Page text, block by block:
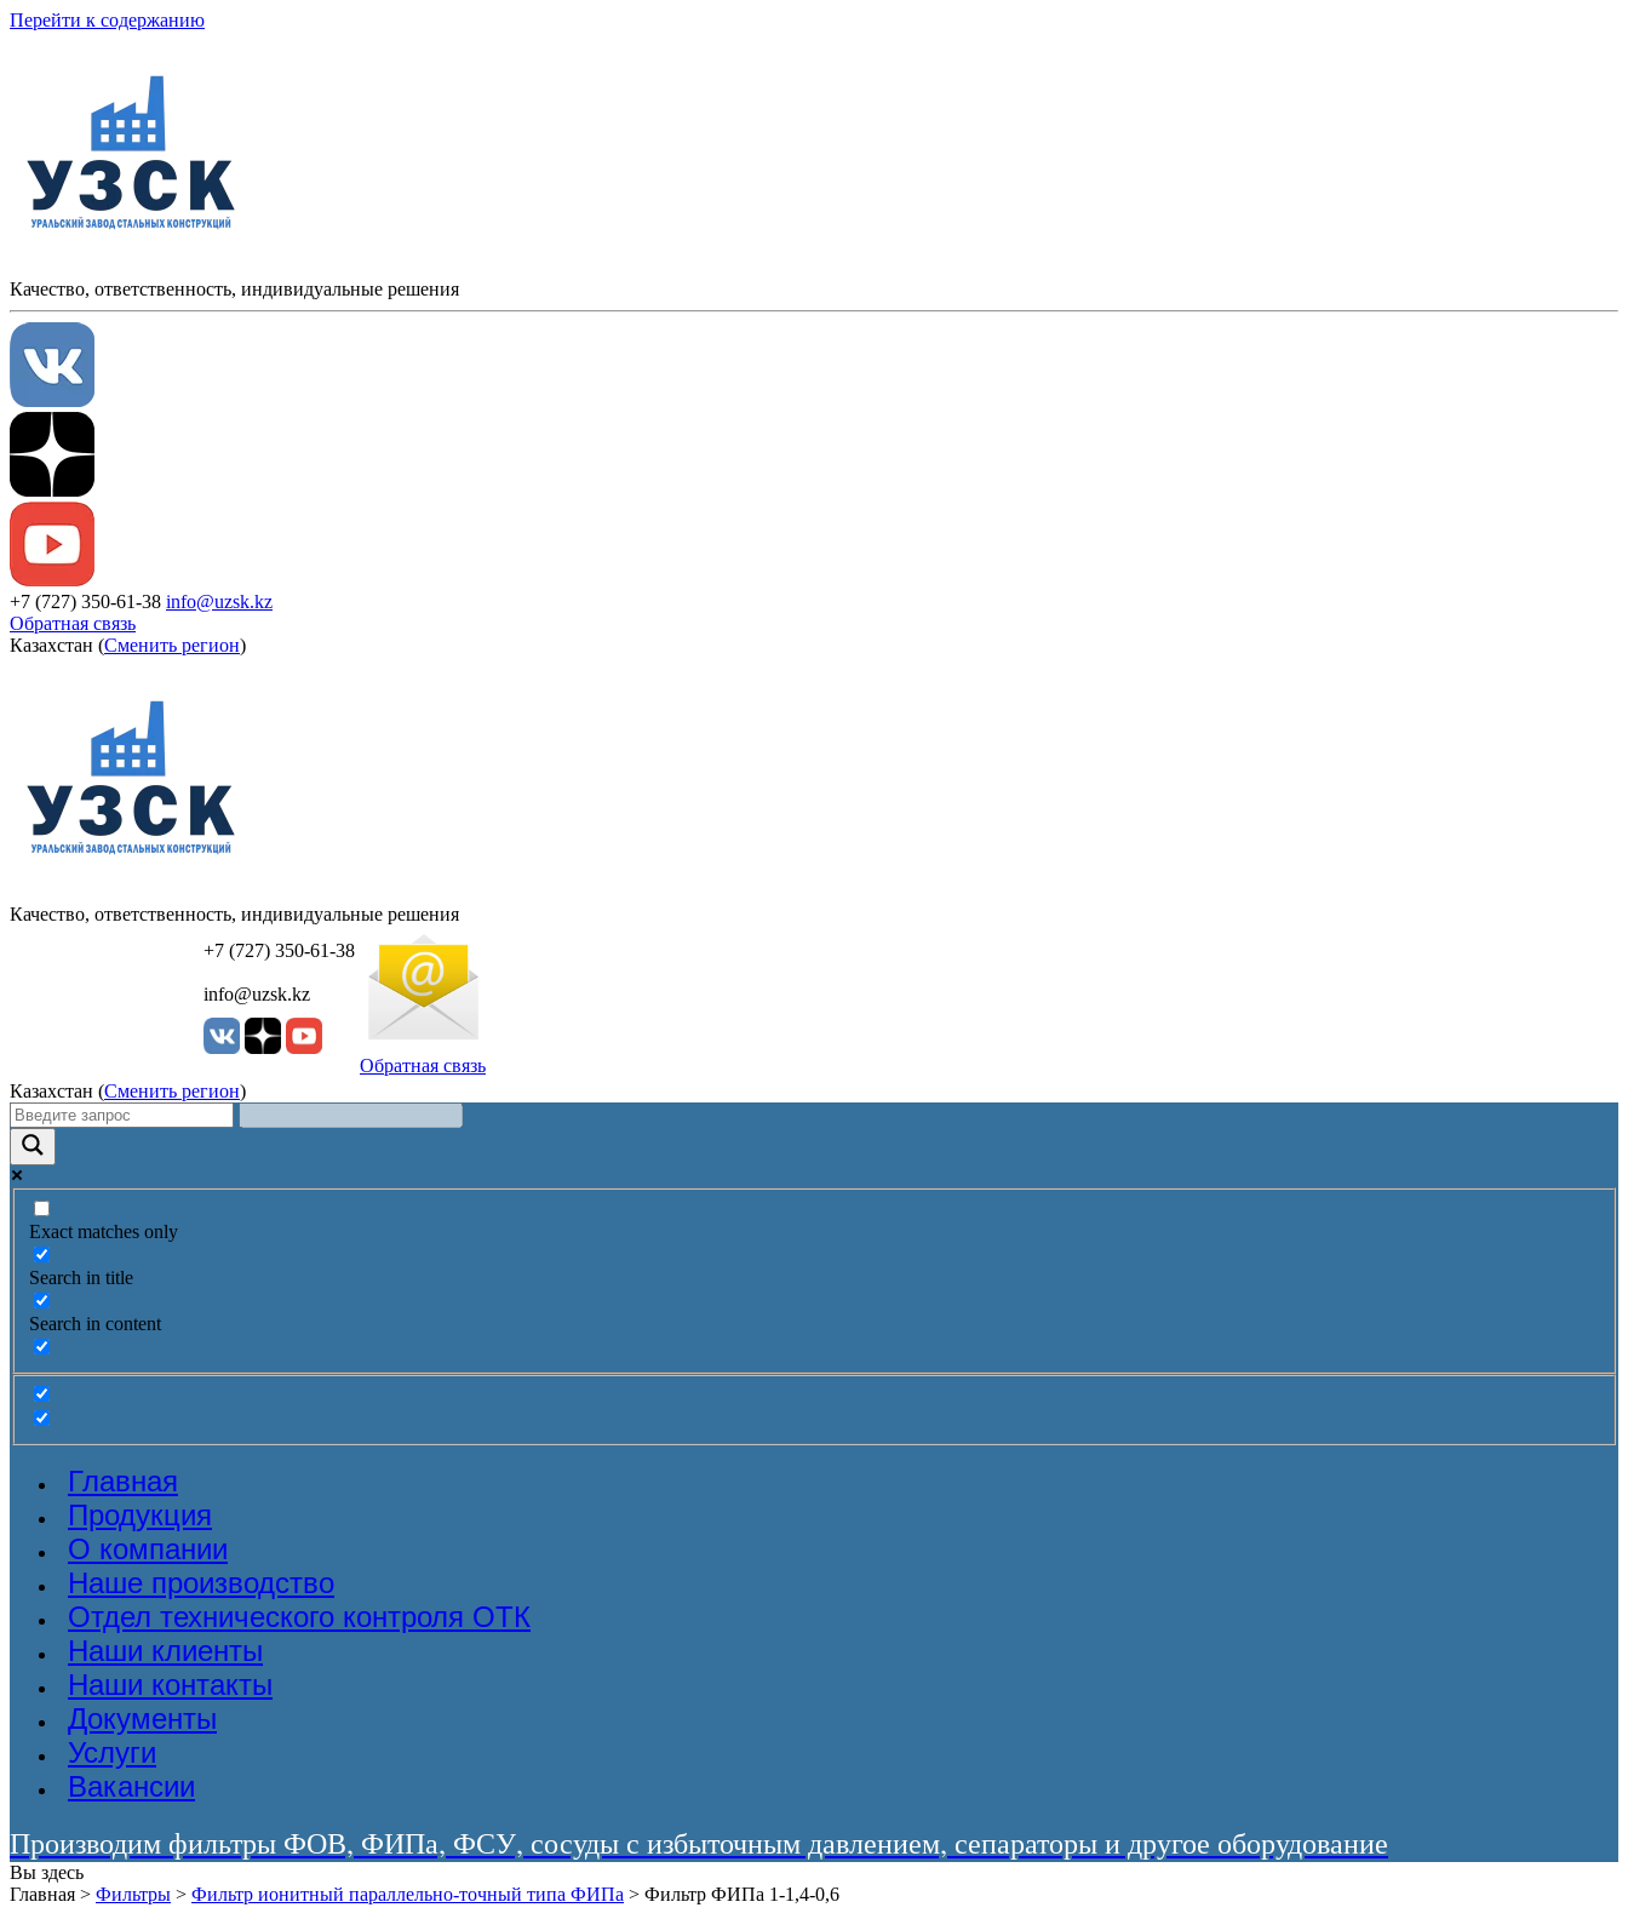
Перейти к содержанию
Качество, ответственность, индивидуальные решения
+7 (727) 350-61-38 info@uzsk.kz
Обратная связь
Казахстан (Сменить регион)
УЗСК Казахстан
Качество, ответственность, индивидуальные решения
+7 (727) 350-61-38
info@uzsk.kz
Обратная связь
Казахстан (Сменить регион)
Exact matches only
Search in title
Search in content
Главная
Продукция
О компании
Наше производство
Отдел технического контроля ОТК
Наши клиенты
Наши контакты
Документы
Услуги
Вакансии
Производим фильтры ФОВ, ФИПа, ФСУ, сосуды с избыточным давлением, сепараторы и другое оборудование
Вы здесь
Главная > Фильтры > Фильтр ионитный параллельно-точный типа ФИПа > Фильтр ФИПа 1-1,4-0,6